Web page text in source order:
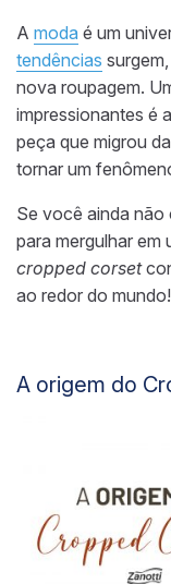
A moda é um
tendências
nova roupagem.
impressionantes é
peça que migrou
tornar um
Se você ainda não
para mergulhar
cropped corset
ao redor do mundo!
A origem do